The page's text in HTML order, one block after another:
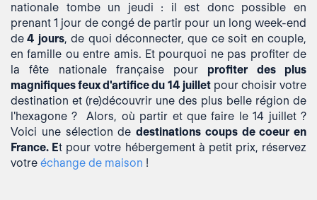
nationale tombe un jeudi : il est donc possible en
prenant 1 jour de congé de partir pour un long week-end
de 4 jours, de quoi déconnecter, que ce soit en couple,
en famille ou entre amis. Et pourquoi ne pas profiter de
la fête nationale française pour profiter des plus
magnifiques feux d'artifice du 14 juilletpour choisir votre
destination et (re)découvrir une des plus belle région de
l'hexagone ? Alors, où partir et que faire le 14 juillet ?
Voici une sélection de destinations coups de coeur en
France. Et pour votre hébergement à petit prix, réservez
votre échange de maison !